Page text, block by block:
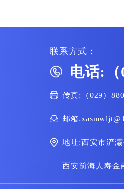
联系方式：
电话:（
传真:（029）
邮箱
地址:西安市浐
西安前海人寿金